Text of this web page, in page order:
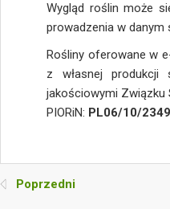
Wygląd roślin może
prowadzenia w danym
Rośliny oferowane w
z własnej produkcji
jakościowymi Związku
PIORiN: PL06/10/2349
Poprzedni